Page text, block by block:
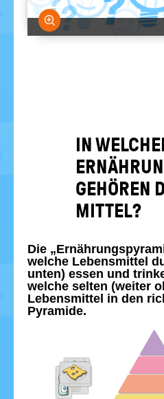
Bild vergrößern
IN
GE­HÖ­REN
MIT­TEL?